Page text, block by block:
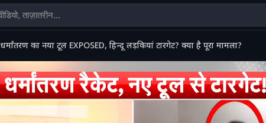
धर्मांतरण का नया टूल EXPOSED, हिन्दू लड़कियां टारगेट? क्या है पूरा मामला?